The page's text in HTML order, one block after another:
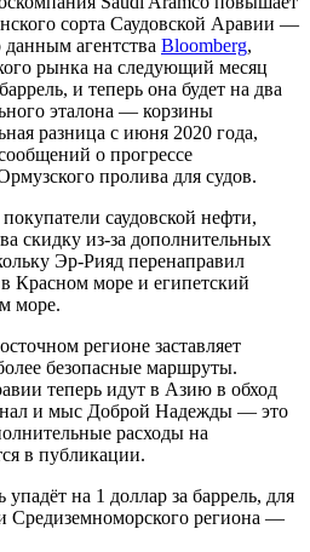
сорта Саудовской Аравии —
агентства Bloomberg,
рынка на следующий месяц
и теперь она будет на два
эталона — корзины
разница с июня 2020 года,
о прогрессе
пролива для судов.
саудовской нефти,
скидку из-за дополнительных
Эр-Рияд перенаправил
Красном море и египетский
море.
регионе заставляет
безопасные маршруты.
теперь идут в Азию в обход
и мыс Доброй Надежды — это
расходы на
в публикации.
на 1 доллар за баррель, для
Средиземноморского региона —